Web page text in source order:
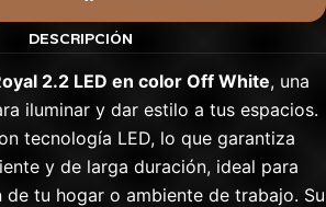
DESCRIPCIÓN
2.2 LED en color Off White, una
iluminar y dar estilo a tus espacios.
tecnología LED, lo que garantiza
y de larga duración, ideal para
tu hogar o ambiente de trabajo. Su